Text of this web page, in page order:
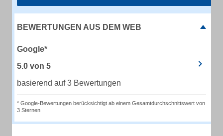
BEWERTUNGEN AUS DEM WEB
Google*
5.0 von 5
basierend auf 3 Bewertungen
* Google-Bewertungen berücksichtigt ab einem Gesamtdurchschnittswert von
3 Sternen